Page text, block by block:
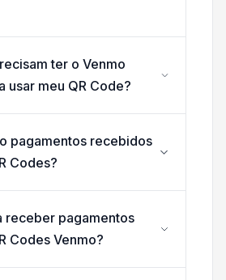
ter o Venmo
usar meu QR Code?
pagamentos recebidos
Codes?
receber pagamentos
Codes Venmo?